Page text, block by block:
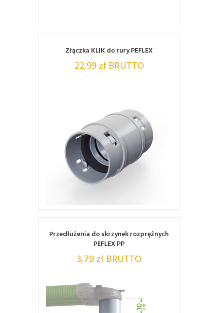
Złączka KLIK do rury PEFLEX
22,99 zł BRUTTO
Przedłużenia do skrzynek rozprężnych
PEFLEX PP
3,79 zł BRUTTO